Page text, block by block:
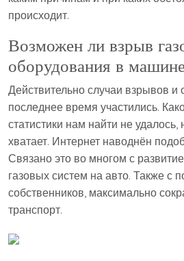
происходит.
Возможен ли взрыв
оборудования в
Действительно случаи взрывов
последнее время участились.
статистики нам найти не удалось,
хватает. Интернет наводнён
Связано это во многом с
газовых систем на авто. Также с
собственников, максимально
транспорт.